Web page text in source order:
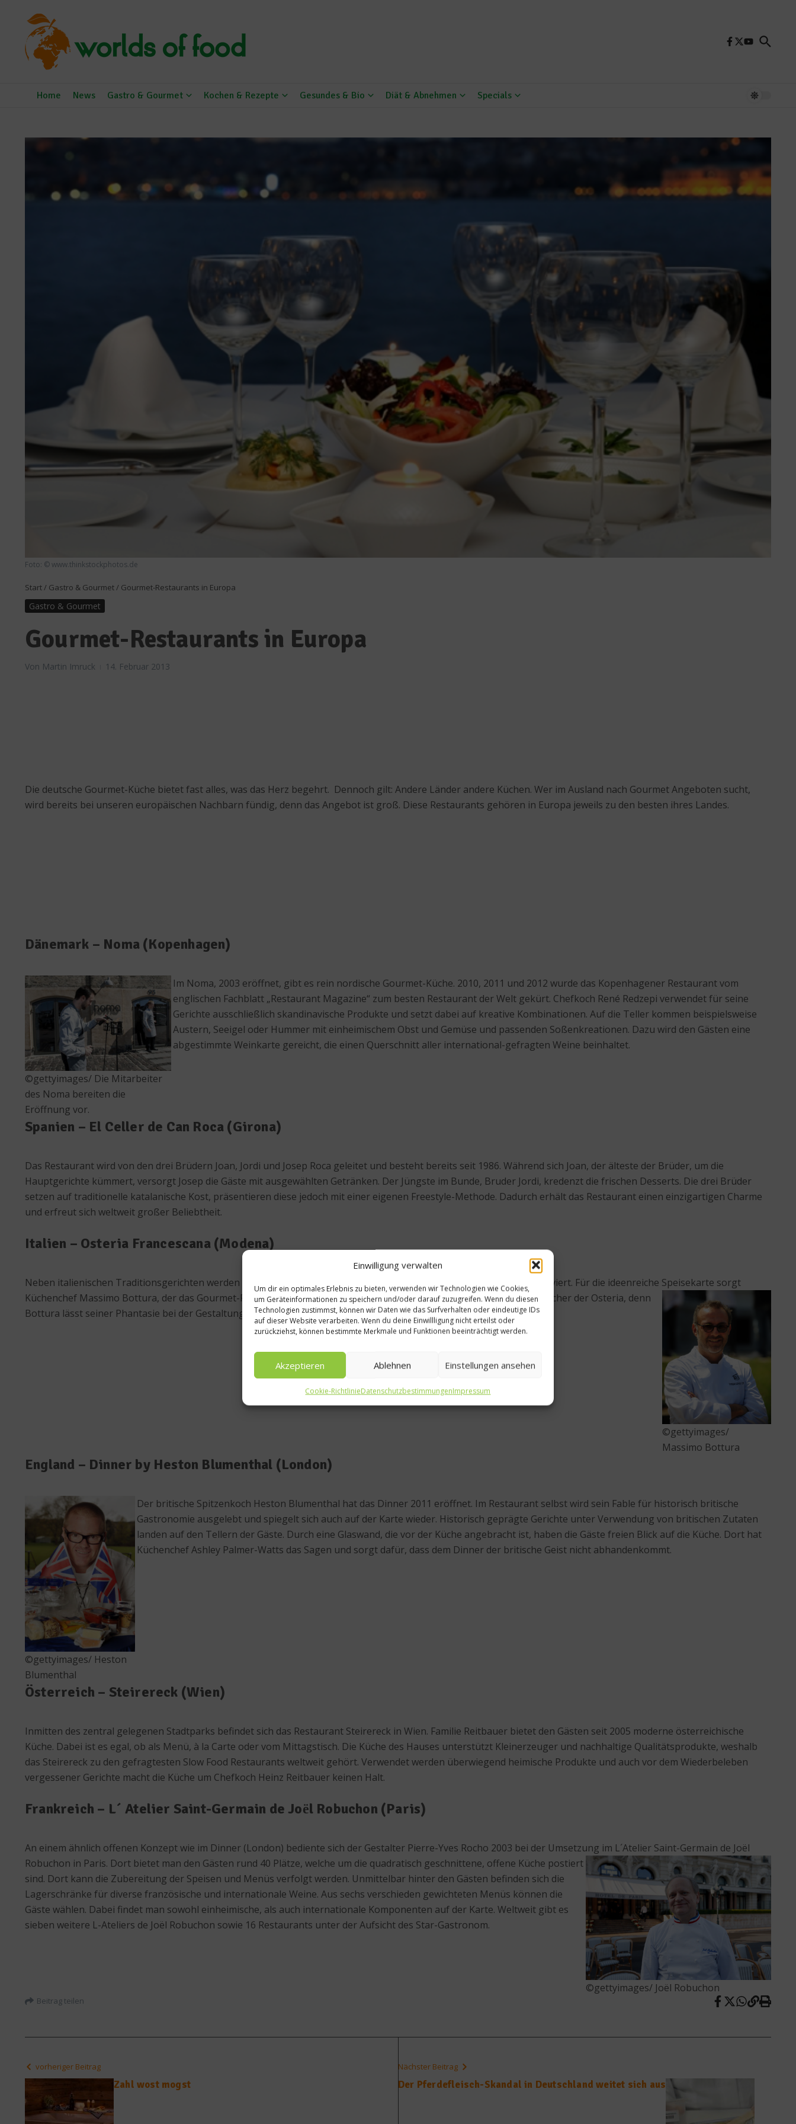
Einwilligung verwalten
Um dir ein optimales Erlebnis zu bieten, verwenden wir Technologien wie Cookies,
um Geräteinformationen zu speichern und/oder darauf zuzugreifen. Wenn du diesen
Technologien zustimmst, können wir Daten wie das Surfverhalten oder eindeutige IDs
auf dieser Website verarbeiten. Wenn du deine Einwillligung nicht erteilst oder
zurückziehst, können bestimmte Merkmale und Funktionen beeinträchtigt werden.
Akzeptieren Ablehnen Einstellungen ansehen
Cookie-RichtlinieDatenschutzbestimmungenImpressum
Home News Gastro & Gourmet Kochen & Rezepte Gesundes & Bio Diät & Abnehmen Specials
Foto: © www.thinkstockphotos.de
Start/ Gastro & Gourmet/ Gourmet-Restaurants in Europa
Gastro & Gourmet
Gourmet-Restaurants in Europa
Von Martin Imruck 14. Februar 2013
Die deutsche Gourmet-Küche bietet fast alles, was das Herz begehrt. Dennoch gilt: Andere Länder andere Küchen. Wer im Ausland nach Gourmet Angeboten sucht,
wird bereits bei unseren europäischen Nachbarn fündig, denn das Angebot ist groß. Diese Restaurants gehören in Europa jeweils zu den besten ihres Landes.
Dänemark – Noma (Kopenhagen)
©gettyimages/ Die Mitarbeiter
des Noma bereiten die
Eröffnung vor.
Im Noma, 2003 eröffnet, gibt es rein nordische Gourmet-Küche. 2010, 2011 und 2012 wurde das Kopenhagener Restaurant vom
englischen Fachblatt „Restaurant Magazine“ zum besten Restaurant der Welt gekürt. Chefkoch René Redzepi verwendet für seine
Gerichte ausschließlich skandinavische Produkte und setzt dabei auf kreative Kombinationen. Auf die Teller kommen beispielsweise
Austern, Seeigel oder Hummer mit einheimischem Obst und Gemüse und passenden Soßenkreationen. Dazu wird den Gästen eine
abgestimmte Weinkarte gereicht, die einen Querschnitt aller international-gefragten Weine beinhaltet.
Spanien – El Celler de Can Roca (Girona)
Das Restaurant wird von den drei Brüdern Joan, Jordi und Josep Roca geleitet und besteht bereits seit 1986. Während sich Joan, der älteste der Brüder, um die
Hauptgerichte kümmert, versorgt Josep die Gäste mit ausgewählten Getränken. Der Jüngste im Bunde, Bruder Jordi, kredenzt die frischen Desserts. Die drei Brüder
setzen auf traditionelle katalanische Kost, präsentieren diese jedoch mit einer eigenen Freestyle-Methode. Dadurch erhält das Restaurant einen einzigartigen Charme
und erfreut sich weltweit großer Beliebtheit.
Italien – Osteria Francescana (Modena)
Neben italienischen Traditionsgerichten werden auch Klassiker sowie saisonale Platten der experimentellen Küche serviert. Für die ideenreiche Speisekarte sorgt
©gettyimages/
Massimo Bottura
Küchenchef Massimo Bottura, der das Gourmet-Restaurant 1995 eröffnete. Spektakuläre Gerichte warten auf die Besucher der Osteria, denn
Bottura lässt seiner Phantasie bei der Gestaltung der Speisen freien Lauf.
England – Dinner by Heston Blumenthal (London)
©gettyimages/ Heston
Blumenthal
Der britische Spitzenkoch Heston Blumenthal hat das Dinner 2011 eröffnet. Im Restaurant selbst wird sein Fable für historisch britische
Gastronomie ausgelebt und spiegelt sich auch auf der Karte wieder. Historisch geprägte Gerichte unter Verwendung von britischen Zutaten
landen auf den Tellern der Gäste. Durch eine Glaswand, die vor der Küche angebracht ist, haben die Gäste freien Blick auf die Küche. Dort hat
Küchenchef Ashley Palmer-Watts das Sagen und sorgt dafür, dass dem Dinner der britische Geist nicht abhandenkommt.
Österreich – Steirereck (Wien)
Inmitten des zentral gelegenen Stadtparks befindet sich das Restaurant Steirereck in Wien. Familie Reitbauer bietet den Gästen seit 2005 moderne österreichische
Küche. Dabei ist es egal, ob als Menü, à la Carte oder vom Mittagstisch. Die Küche des Hauses unterstützt Kleinerzeuger und nachhaltige Qualitätsprodukte, weshalb
das Steirereck zu den gefragtesten Slow Food Restaurants weltweit gehört. Verwendet werden überwiegend heimische Produkte und auch vor dem Wiederbeleben
vergessener Gerichte macht die Küche um Chefkoch Heinz Reitbauer keinen Halt.
Frankreich – L´ Atelier Saint-Germain de Joёl Robuchon (Paris)
An einem ähnlich offenen Konzept wie im Dinner (London) bediente sich der Gestalter Pierre-Yves Rocho 2003 bei der Umsetzung im L´Atelier Saint-Germain de
©gettyimages/ Joёl Robuchon
Joёl
Robuchon in Paris. Dort bietet man den Gästen rund 40 Plätze, welche um die quadratisch geschnittene, offene Küche postiert
sind. Dort kann die Zubereitung der Speisen und Menüs verfolgt werden. Unmittelbar hinter den Gästen befinden sich die
Lagerschränke für diverse französische und internationale Weine. Aus sechs verschieden gewichteten Menüs können die
Gäste wählen. Dabei findet man sowohl einheimische, als auch internationale Komponenten auf der Karte. Weltweit gibt es
sieben weitere L-Ateliers de Joёl Robuchon sowie 16 Restaurants unter der Aufsicht des Star-Gastronom.
Beitrag teilen
vorheriger Beitrag
Zahl wost mogst
Nächster Beitrag
Der Pferdefleisch-Skandal in Deutschland weitet sich aus